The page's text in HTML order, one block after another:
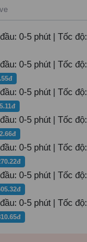
0-5 phút | Tốc độ:
0-5 phút | Tốc độ:
0-5 phút | Tốc độ:
0-5 phút | Tốc độ:
0-5 phút | Tốc độ:
0-5 phút | Tốc độ:
0-5 phút | Tốc độ: